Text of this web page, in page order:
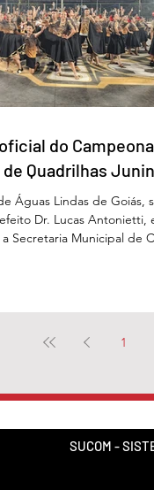
do
Quadrilhas
Águas Lindas de Goiás,
Dr. Lucas Antonietti,
Secretaria Municipal de
de Quadrilhas
percorrerá diversas
1
SUCOM -